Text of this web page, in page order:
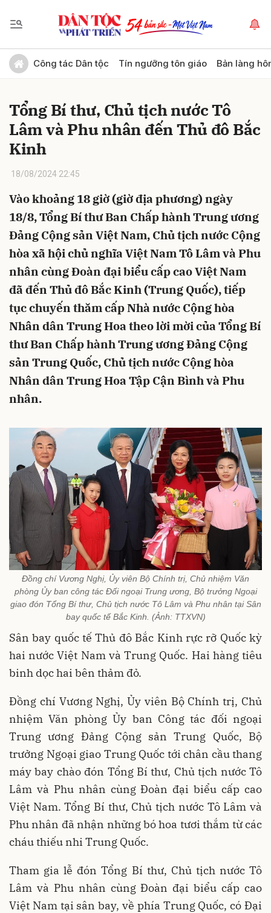
Công tác Dân tộc Tín ngưỡng tôn giáo Bản làng
Tổng Bí thư, Chủ tịch nước Tô
Lâm và Phu nhân đến Thủ đô Bắc
Kinh
18/08/2024 22:45
Vào khoảng 18 giờ (giờ địa phương) ngày
18/8, Tổng Bí thư Ban Chấp hành Trung ương
Đảng Cộng sản Việt Nam, Chủ tịch nước Cộng
hòa xã hội chủ nghĩa Việt Nam Tô Lâm và Phu
nhân cùng Đoàn đại biểu cấp cao Việt Nam
đã đến Thủ đô Bắc Kinh (Trung Quốc), tiếp
tục chuyến thăm cấp Nhà nước Cộng hòa
Nhân dân Trung Hoa theo lời mời của Tổng Bí
thư Ban Chấp hành Trung ương Đảng Cộng
sản Trung Quốc, Chủ tịch nước Cộng hòa
Nhân dân Trung Hoa Tập Cận Bình và Phu
nhân.
Đồng chí Vương Nghị, Ủy viên Bộ Chính trị, Chủ nhiệm Văn
phòng Ủy ban công tác Đối ngoại Trung ương, Bộ trưởng Ngoại
giao đón Tổng Bí thư, Chủ tịch nước Tô Lâm và Phu nhân tại Sân
bay quốc tế Bắc Kinh. (Ảnh: TTXVN)
Sân bay quốc tế Thủ đô Bắc Kinh rực rỡ Quốc kỳ
hai nước Việt Nam và Trung Quốc. Hai hàng tiêu
binh dọc hai bên thảm đỏ.
Đồng chí Vương Nghị, Ủy viên Bộ Chính trị, Chủ
nhiệm Văn phòng Ủy ban Công tác đối ngoại
Trung ương Đảng Cộng sản Trung Quốc, Bộ
trưởng Ngoại giao Trung Quốc tới chân cầu thang
máy bay chào đón Tổng Bí thư, Chủ tịch nước Tô
Lâm và Phu nhân cùng Đoàn đại biểu cấp cao
Việt Nam. Tổng Bí thư, Chủ tịch nước Tô Lâm và
Phu nhân đã nhận những bó hoa tươi thắm từ các
cháu thiếu nhi Trung Quốc.
Tham gia lễ đón Tổng Bí thư, Chủ tịch nước Tô
Lâm và Phu nhân cùng Đoàn đại biểu cấp cao
Việt Nam tại sân bay, về phía Trung Quốc, có Đại
Gửi bình luận